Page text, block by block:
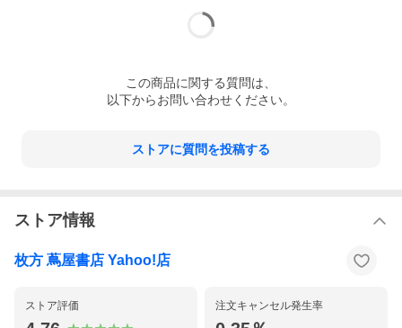
この商品に関する質問は、
以下からお問い合わせください。
ストアに質問を投稿する
ストア情報
枚方 蔦屋書店 Yahoo!店
ストア評価 注文キャンセル発生率